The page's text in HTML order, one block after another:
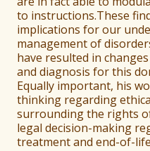
to instructions.These
implications for our
management of
have resulted in
and diagnosis for this
Equally important, his
thinking regarding
surrounding the rights
legal decision-making
treatment and end-of-